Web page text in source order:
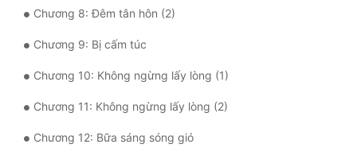
Linh Dị
Làm Giàu
Lịch Sử
Mưu Mô
Chương 8: Đêm tân hôn (2)
Chương 9: Bị cấm túc
Chương 10: Không ngừng lấy lòng (1)
Chương 11: Không ngừng lấy lòng (2)
Chương 12: Bữa sáng sóng gió